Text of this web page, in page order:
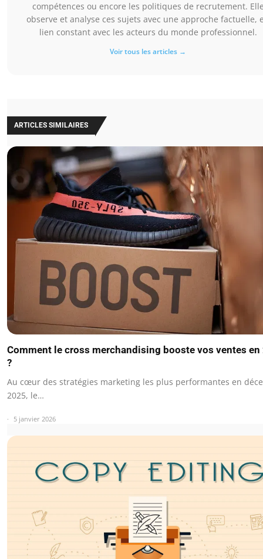
compétences ou encore les politiques de recrutement.
observe et analyse ces sujets avec une approche factuelle,
lien constant avec les acteurs du monde professionnel.
Voir tous les articles →
ARTICLES SIMILAIRES
Comment le cross merchandising booste vos ventes en
?
Au cœur des stratégies marketing les plus performantes en
2025, le…
5 janvier 2026